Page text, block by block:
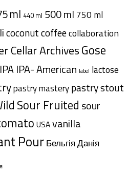
ml 440 ml 500 ml 750 ml
coconutcoffeecollaboration
Cellar ArchivesGose
IPA IPA- American label lactose
pastry masterypastry stout
Sour Fruited sour
USAvanilla
PourБельгіяДанія